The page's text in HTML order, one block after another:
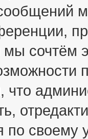
мы
что
своему